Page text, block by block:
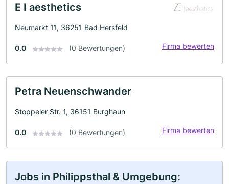
E I aesthetics
Neumarkt 11, 36251 Bad Hersfeld
0.0 (0 Bewertungen) Firma bewerten
Petra Neuenschwander
Stoppeler Str. 1, 36151 Burghaun
0.0 (0 Bewertungen) Firma bewerten
Jobs in Philippsthal & Umgebung: